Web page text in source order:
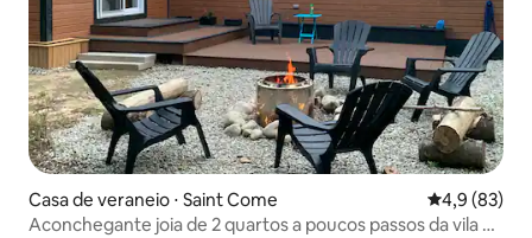
Casa de veraneio ⋅ Saint Come 4,9 de uma
4,9 (83)
Aconchegante joia de 2 quartos a poucos passos da vila de